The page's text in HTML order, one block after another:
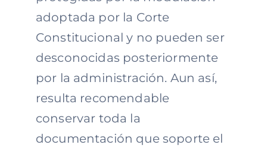
adoptada por la Corte
Constitucional y no pueden ser
desconocidas posteriormente
por la administración. Aun así,
resulta recomendable
conservar toda la
documentación que soporte el